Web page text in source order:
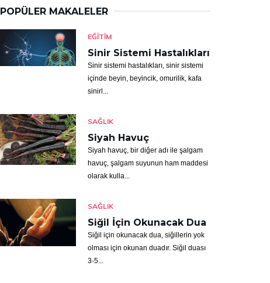
POPÜLER MAKALELER
EĞITIM
Sinir Sistemi Hastalıkları
Sinir sistemi hastalıkları, sinir sistemi
içinde beyin, beyincik, omurilik, kafa
sinirl...
SAĞLIK
Siyah Havuç
Siyah havuç, bir diğer adı ile şalgam
havuç, şalgam suyunun ham maddesi
olarak kulla...
SAĞLIK
Siğil İçin Okunacak Dua
Siğil için okunacak dua, siğillerin yok
olması için okunan duadır. Siğil duası
3-5...